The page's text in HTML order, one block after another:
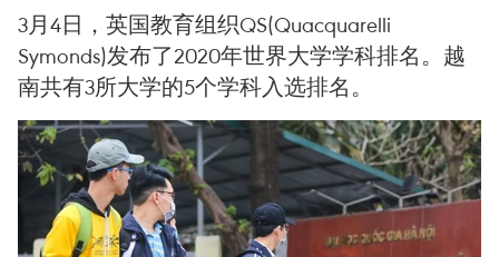
3月4日，英国教育组织QS(Quacquarelli
Symonds)发布了2020年世界大学学科排名。越
南共有3所大学的5个学科入选排名。